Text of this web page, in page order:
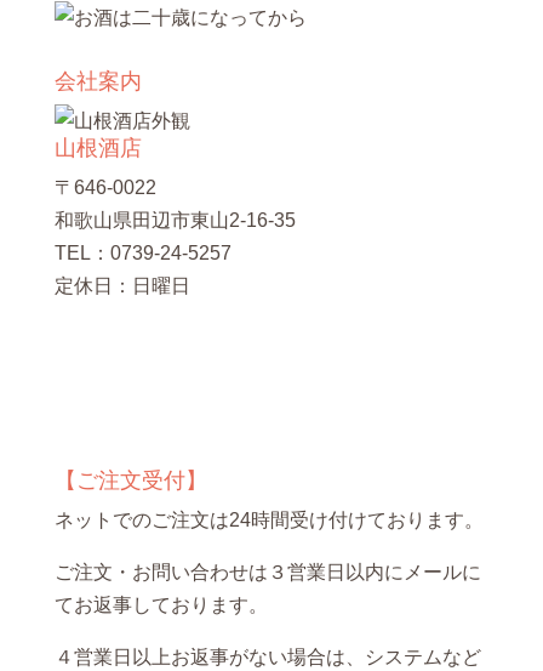
会社案内
山根酒店
〒646-0022
和歌山県田辺市東山2-16-35
TEL：0739-24-5257
定休日：日曜日
【ご注文受付】
ネットでのご注文は24時間受け付けております。
ご注文・お問い合わせは３営業日以内にメールに
てお返事しております。
４営業日以上お返事がない場合は、システムなど